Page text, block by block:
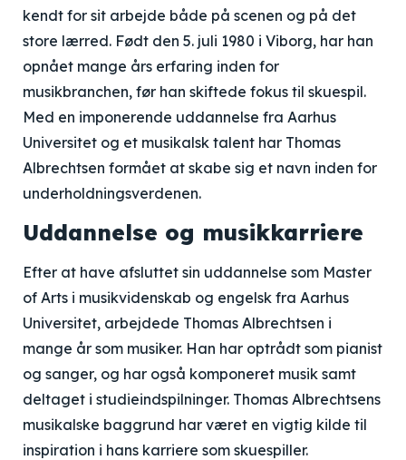
kendt for sit arbejde både på scenen og på det
store lærred. Født den 5. juli 1980 i Viborg, har han
opnået mange års erfaring inden for
musikbranchen, før han skiftede fokus til skuespil.
Med en imponerende uddannelse fra Aarhus
Universitet og et musikalsk talent har Thomas
Albrechtsen formået at skabe sig et navn inden for
underholdningsverdenen.
Uddannelse og musikkarriere
Efter at have afsluttet sin uddannelse som Master
of Arts i musikvidenskab og engelsk fra Aarhus
Universitet, arbejdede Thomas Albrechtsen i
mange år som musiker. Han har optrådt som pianist
og sanger, og har også komponeret musik samt
deltaget i studieindspilninger. Thomas Albrechtsens
musikalske baggrund har været en vigtig kilde til
inspiration i hans karriere som skuespiller.